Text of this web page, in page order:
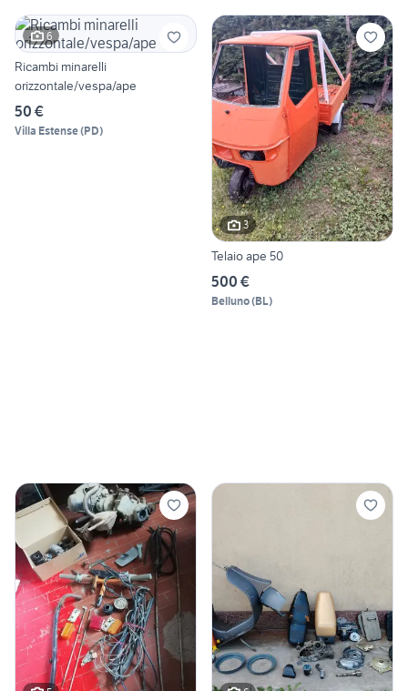
6
Ricambi minarelli
orizzontale/vespa/ape
50 €
Villa Estense(PD)
3
Telaio ape 50
500 €
Belluno(BL)